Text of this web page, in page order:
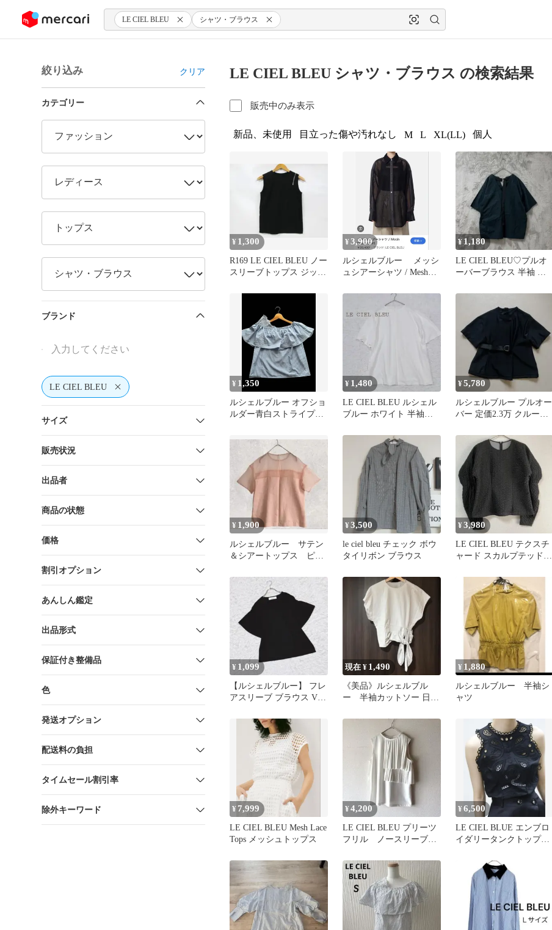
ツにスキップ LE CIEL BLEU シャツ・ブラウス
絞り込み クリア
カテゴリー
ブランド
LE CIEL BLEU
サイズ
販売状況
出品者
商品の状態
価格
割引オプション
あんしん鑑定
出品形式
保証付き整備品
色
発送オプション
配送料の負担
タイムセール割引率
除外キーワード
LE CIEL BLEU シャツ・ブラウス の検索結果
販売中のみ表示
新品、未使用 目立った傷や汚れなし M L XL(LL) 個人
¥ 1,300
R169 LE CIEL BLEU ノー
スリーブトップス ジッパ
¥3,900
ルシェルブルー メッシ
ュシアーシャツ / Mesh
¥ 1,180
LE CIEL BLEU♡プルオ
ーバーブラウス 半袖 ブ
¥ 1,350
ルシェルブルー オフショ
ルダー青白ストライプブ
¥ 1,480
LE CIEL BLEU ルシェル
ブルー ホワイト 半袖ト
¥5,780
ルシェルブルー プルオー
バー 定価2.3万 クルーネ
¥ 1,900
ルシェルブルー サテン
＆シアートップス ピン
¥3,500
le ciel bleu チェック ボウ
タイリボン ブラウス
¥3,980
LE CIEL BLEU テクスチ
ャード スカルプテッド
¥ 1,099
【ルシェルブルー】 フレ
アスリーブ ブラウス Vネ
現在 ¥ 1,490
《美品》ルシェルブル
ー 半袖カットソー 日本
能
¥ 1,880
ルシェルブルー 半袖シ
ャツ
¥ 7,999
LE CIEL BLEU Mesh Lace
Tops メッシュトップス
¥4,200
LE CIEL BLEU プリーツ
フリル ノースリーブブ
¥6,500
LE CIEL BLUE エンブロ
イダリータンクトップ